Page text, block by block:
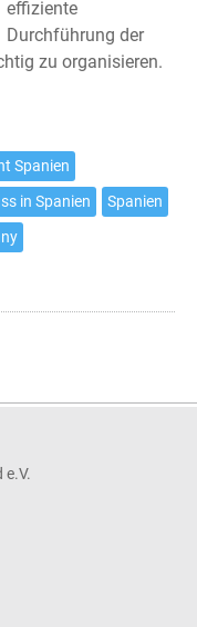
effiziente
Durchführung der
zu organisieren.
Spanien
in Spanien
Spanien